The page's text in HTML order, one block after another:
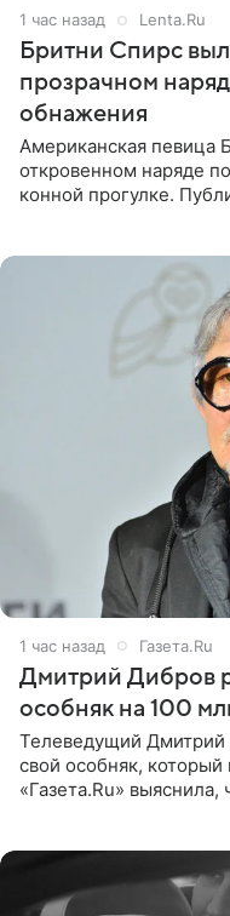
1 час назад Lenta.Ru
Бритни Спирс
прозрачном
обнажения
Американская певица
откровенном наряде
конной прогулке.
1 час назад Газета.Ru
Дмитрий Дибров
особняк на 100
Телеведущий Дмитрий
свой особняк,
«Газета.Ru» выяснила,